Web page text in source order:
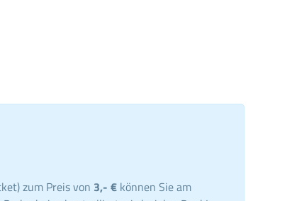
zum Preis von 3,- € können Sie am